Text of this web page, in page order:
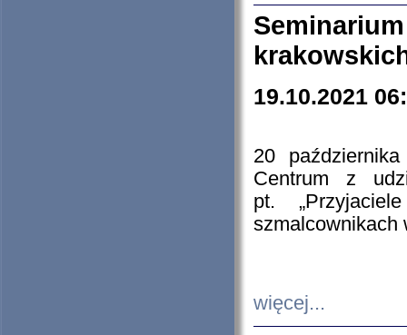
19.10.2021
20
Centrum z
pt.
szmalcownikach
więcej...